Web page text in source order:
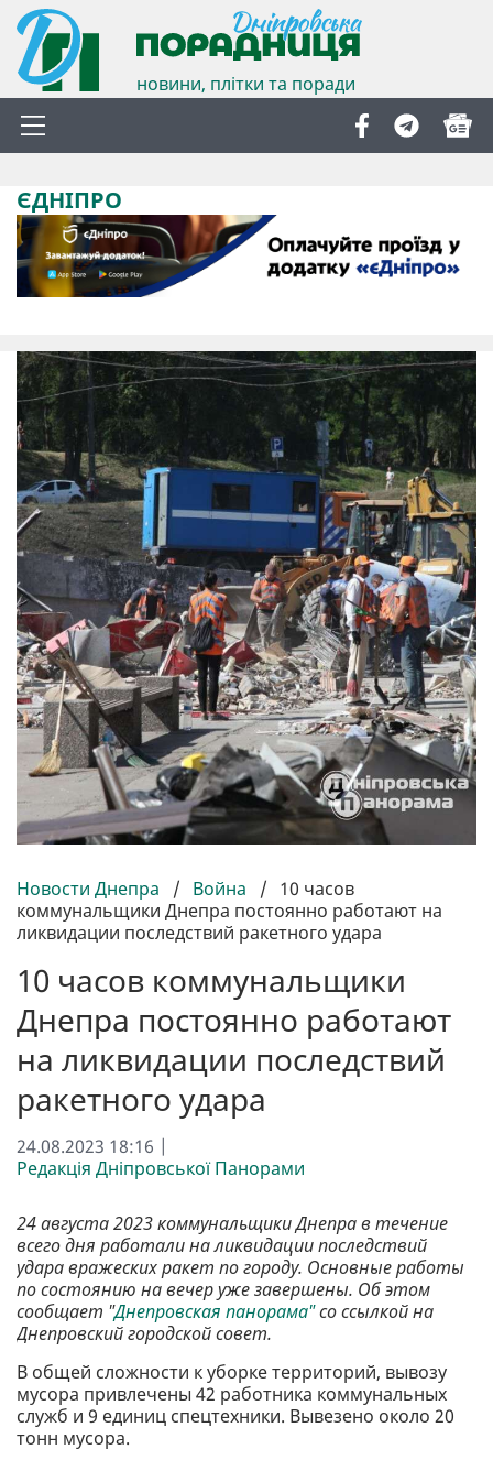
новини, плітки та поради
ЄДНІПРО
Новости Днепра / Война / 10 часов
коммунальщики Днепра постоянно работают на
ликвидации последствий ракетного удара
10 часов коммунальщики
Днепра постоянно работают
на ликвидации последствий
ракетного удара
24.08.2023 18:16 |
Редакція Дніпровської Панорами
24 августа 2023 коммунальщики Днепра в течение
всего дня работали на ликвидации последствий
удара вражеских ракет по городу. Основные работы
по состоянию на вечер уже завершены. Об этом
сообщает "Днепровская панорама"со ссылкой на
Днепровский городской совет.
В общей сложности к уборке территорий, вывозу
мусора привлечены 42 работника коммунальных
служб и 9 единиц спецтехники. Вывезено около 20
тонн мусора.